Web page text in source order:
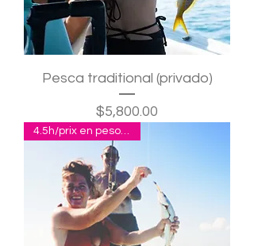
Pesca traditional (privado)
Precio
$5,800.00
4.5h/prix en pesos pour 4